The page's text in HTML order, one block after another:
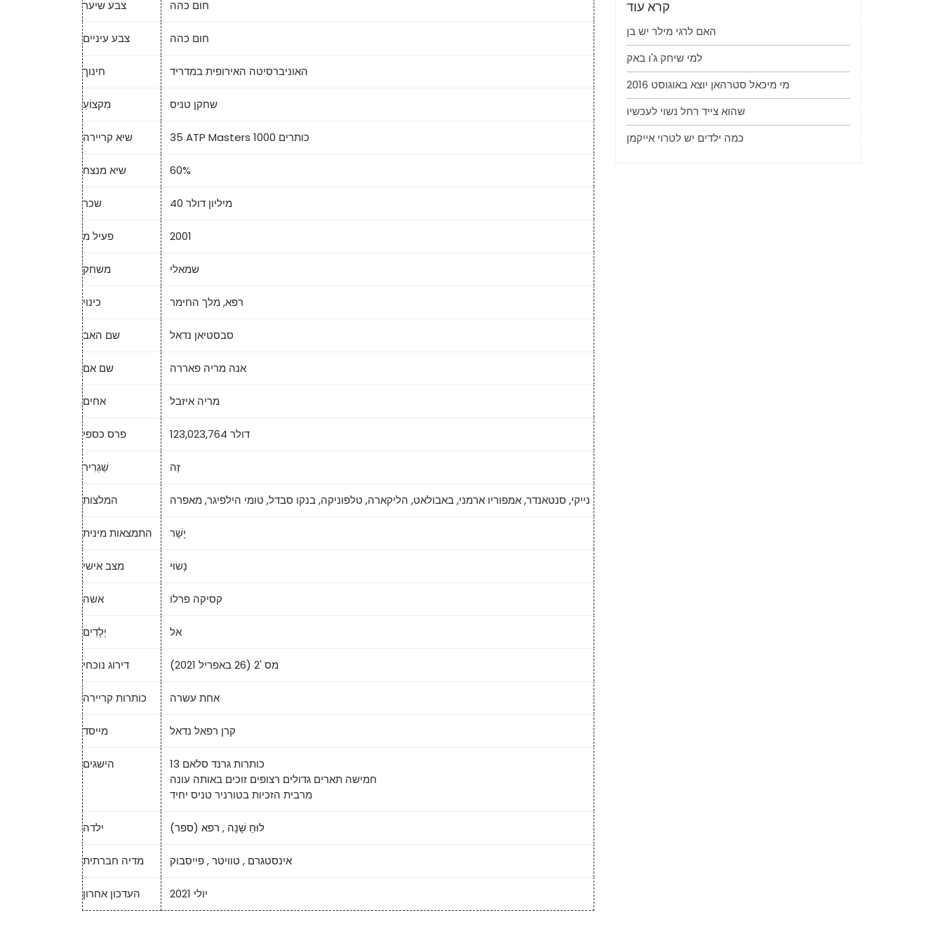
צבע שיער חום כהה
צבע עיניים חום כהה
חינוך האוניברסיטה האירופית במדריד
מִקצוֹעַ שחקן טניס
שיא קריירה 35 ATP Masters 1000 כותרים
שיא מנצח 60%
שכר 40 מיליון דולר
פעיל מ 2001
משחק שמאלי
כינוי רפא, מלך החימר
שם האב סבסטיאן נדאל
שם אם אנה מריה פאררה
אחים מריה איזבל
פרס כספי 123,023,764 דולר
שַׁגְרִיר זֶה
המלצות נייקי, סנטאנדר, אמפוריו ארמני, באבולאט, הליקארה, טלפוניקה, בנקו סבדל, טומי הילפיגר, מאפרה
התמצאות מינית יָשָׁר
מצב אישי נָשׂוּי
אשה קסיקה פרלו
יְלָדִים אל
דירוג נוכחי מס '2 (26 באפריל 2021)
כותרות קריירה אחת עשרה
מייסד קרן רפאל נדאל
הישגים
13 כותרות גרנד סלאם
חמישה תארים גדולים רצופים זוכים באותה עונה
מרבית הזכיות בטורניר טניס יחיד
ילדה לוּחַ שָׁנָה , רפא (ספר)
מדיה חברתית אינסטגרם , טוויטר,פייסבוק
העדכון אחרון יולי 2021
קרא עוד
האם לרגי מילר יש בן
למי שיחק ג'ו באק
מי מיכאל סטרהאן יוצא באוגוסט 2016
שהוא צייד רחל נשוי לעכשיו
כמה ילדים יש לטרוי אייקמן